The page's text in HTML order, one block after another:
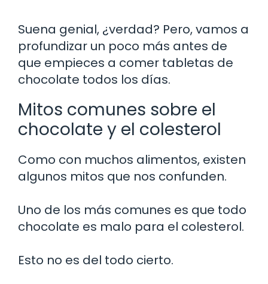
Suena genial, ¿verdad? Pero, vamos a
profundizar un poco más antes de
que empieces a comer tabletas de
chocolate todos los días.
Mitos comunes sobre el
chocolate y el colesterol
Como con muchos alimentos, existen
algunos mitos que nos confunden.
Uno de los más comunes es que todo
chocolate es malo para el colesterol.
Esto no es del todo cierto.